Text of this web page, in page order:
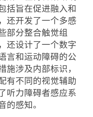
括旨在促进融入和
还开发了一个多感
部分整合触觉组
还设计了一个数字
言和运动障碍的公
涉及内部标识，
有不同的视觉辅助
听力障碍者感应系
感知。